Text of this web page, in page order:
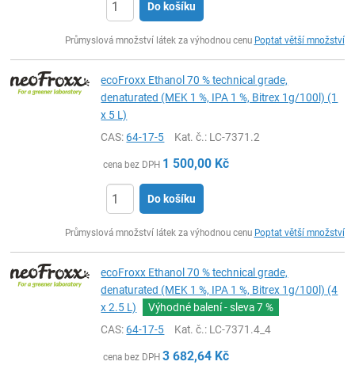
Do košíku
Průmyslová množství látek za výhodnou cenu Poptat větší množství
ecoFroxx Ethanol 70 % technical grade,
denaturated (MEK 1 %, IPA 1 %, Bitrex 1g/100l) (1
x 5 L)
CAS:64-17-5 Kat. č.: LC-7371.2
cena bez DPH 1 500,00 Kč
Do košíku
Průmyslová množství látek za výhodnou cenu Poptat větší množství
ecoFroxx Ethanol 70 % technical grade,
denaturated (MEK 1 %, IPA 1 %, Bitrex 1g/100l) (4
x 2.5 L)
Výhodné balení - sleva7 %
CAS:64-17-5 Kat. č.: LC-7371.4_4
cena bez DPH 3 682,64 Kč